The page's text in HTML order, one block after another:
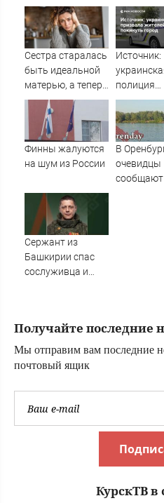
маленькую дочку
09/08/2026 –
Новости
масштаб
в НАТО
Сестра старалась
быть идеальной
матерью, а теперь
рыдает, потому
что у дочери к ней
куча претензий
Источник:
полиция
призвала
жителей
Запорожья
покинуть
Финны жалуются
на шум из России
В
очевидцы
сообщают
Сержант из
Башкирии спас
сослуживца и
Получайте последние
Мы отправим вам последние
почтовый ящик
КурскТВ в